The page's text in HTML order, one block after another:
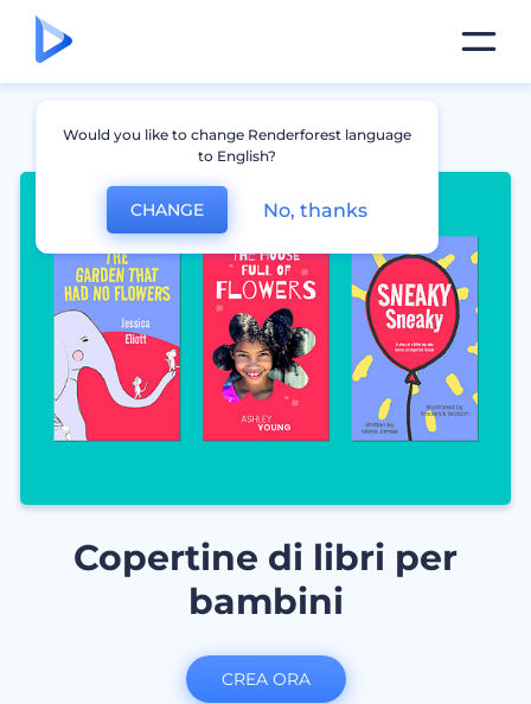
Copertine di libri per
bambini
CREA ORA
Would you like to change Renderforest language
to English?
CHANGE No, thanks